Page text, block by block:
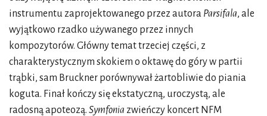
instrumentu zaprojektowanego przez autora Parsifala, ale
wyjątkowo rzadko używanego przez innych
kompozytorów. Główny temat trzeciej części, z
charakterystycznym skokiem o oktawę do góry w partii
trąbki, sam Bruckner porównywał żartobliwie do piania
koguta. Finał kończy się ekstatyczną, uroczystą, ale
radosną apoteozą. Symfonia zwieńczy koncert NFM